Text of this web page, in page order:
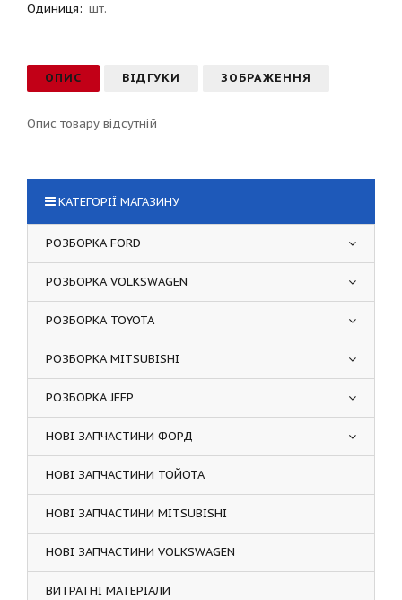
Одиниця: шт.
ОПИС ВІДГУКИ ЗОБРАЖЕННЯ
Опис товару відсутній
КАТЕГОРІЇ МАГАЗИНУ
РОЗБОРКА FORD
РОЗБОРКА VOLKSWAGEN
РОЗБОРКА TOYOTA
РОЗБОРКА MITSUBISHI
РОЗБОРКА JEEP
НОВІ ЗАПЧАСТИНИ ФОРД
НОВІ ЗАПЧАСТИНИ ТОЙОТА
НОВІ ЗАПЧАСТИНИ MITSUBISHI
НОВІ ЗАПЧАСТИНИ VOLKSWAGEN
ВИТРАТНІ МАТЕРІАЛИ